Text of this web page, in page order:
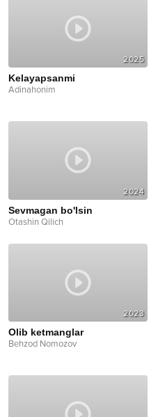
2025
Kelayapsanmi
Adinahonim
2024
Sevmagan bo'lsin
Otashin Qilich
2023
Olib ketmanglar
Behzod Nomozov